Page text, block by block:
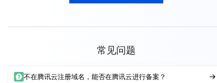
常见问题
不在腾讯云注册域名，能否在腾讯云进行备案？